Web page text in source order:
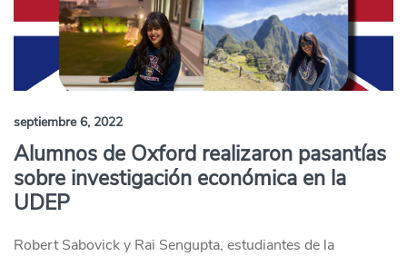
septiembre 6, 2022
Alumnos de Oxford realizaron pasantías
sobre investigación económica en la
UDEP
Robert Sabovick y Rai Sengupta, estudiantes de la